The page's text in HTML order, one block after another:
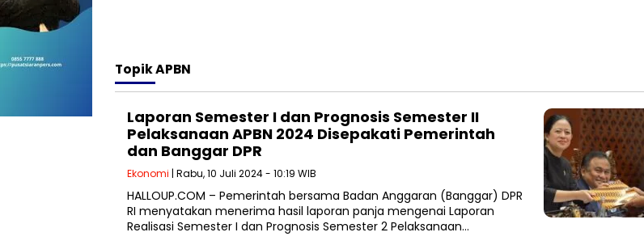
TopikAPBN
Laporan Semester I dan Prognosis Semester II
Pelaksanaan APBN 2024 Disepakati Pemerintah
dan Banggar DPR
Ekonomi | Rabu, 10 Juli 2024 - 10:19 WIB
HALLOUP.COM – Pemerintah bersama Badan Anggaran (Banggar) DPR
RI menyatakan menerima hasil laporan panja mengenai Laporan
Realisasi Semester I dan Prognosis Semester 2 Pelaksanaan…